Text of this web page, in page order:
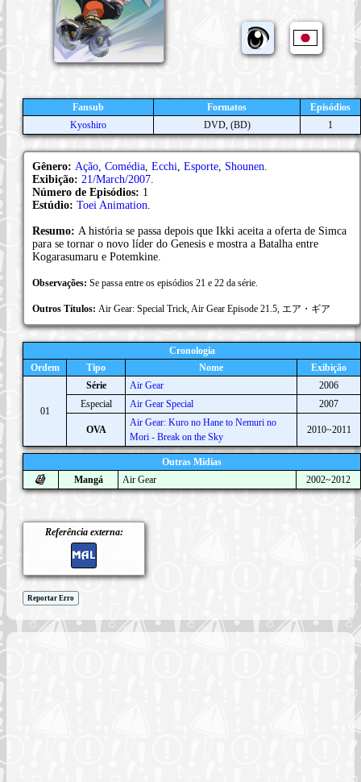
Fansub Formatos
Episódios
Kyoshiro
DVD, (BD) 1
Gênero: Ação Comédia Ecchi Esporte Shounen
Exibição: 21/March/2007
Número de Episódios: 1
Estúdio: Toei Animation
Resumo: A história se passa depois que Ikki aceita a oferta de Simca
para se tornar o novo líder do Genesis e mostra a Batalha entre
Kogarasumaru e Potemkine.
Observações: Se passa entre os episódios 21 e 22 da série.
Outros Títulos: Air Gear: Special Trick, Air Gear Episode 21.5, エア・ギア
Cronologia
Ordem
Tipo Nome Exibição
01
Série Air Gear
2006
Especial
Air Gear Special 2007
OVA
Air Gear: Kuro no Hane to Nemuri no
Mori - Break on the Sky
2010~2011
Outras Mídias
Mangá
Air Gear 2002~2012
Referência externa:
Reportar Erro